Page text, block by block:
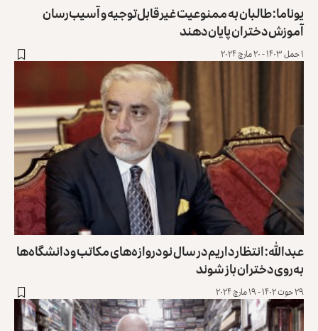
یوناما: طالبان به ممنوعیت غیرقابل‌توجیه و آسیب‌رسان
آموزش دختران پایان دهند
۱ حمل ۱۴۰۳ - ۲۰ مارچ ۲۰۲۴
عبدالله: انتظار داریم در سال‌ نو دروازه‌های مکاتب و دانشگاه‌ها
به‌روی دختران باز شوند
۲۹ حوت ۱۴۰۲ - ۱۹ مارچ ۲۰۲۴